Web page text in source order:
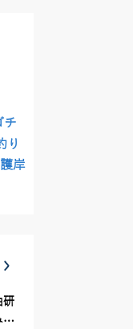
チ
り
岸
研
に